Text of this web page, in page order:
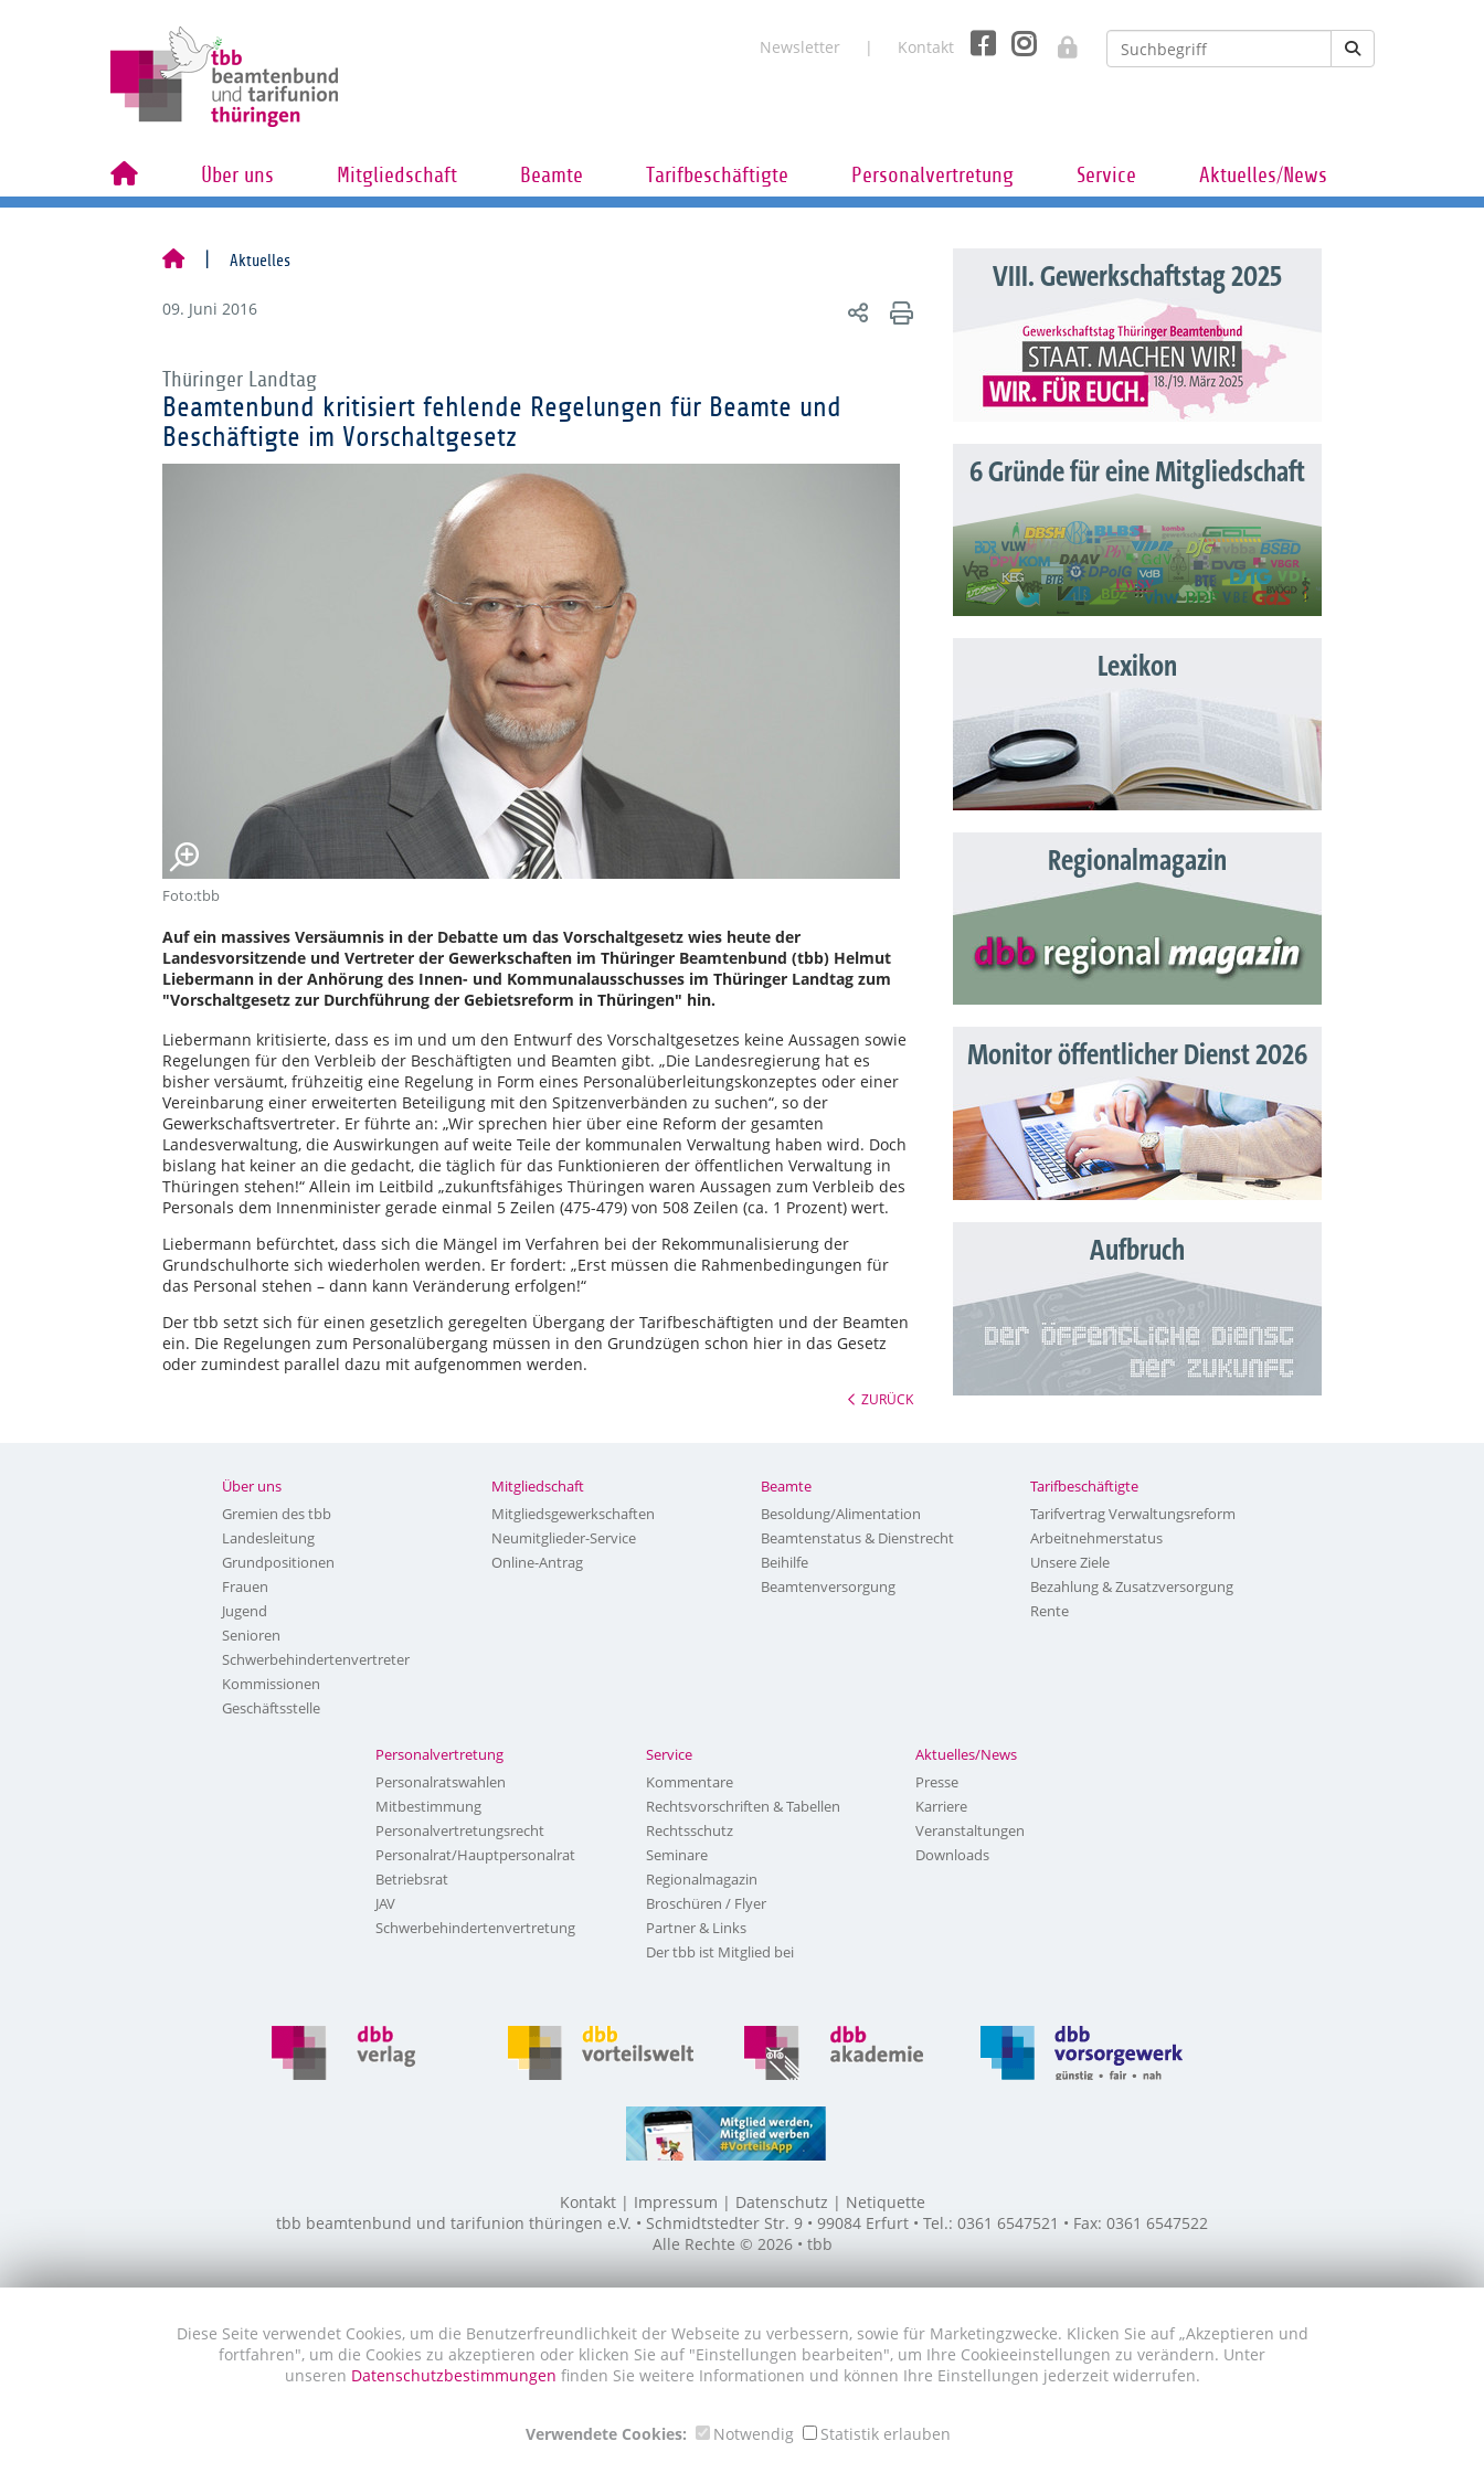
Newsletter Kontakt
Über uns Mitgliedschaft Beamte Tarifbeschäftigte Personalvertretung Service Aktuelles/News
Aktuelles
09. Juni 2016
Thüringer Landtag
Beamtenbund kritisiert fehlende Regelungen für Beamte und
Beschäftigte im Vorschaltgesetz
Foto:tbb
Auf ein massives Versäumnis in der Debatte um das Vorschaltgesetz wies heute der
Landesvorsitzende und Vertreter der Gewerkschaften im Thüringer Beamtenbund (tbb) Helmut
Liebermann in der Anhörung des Innen- und Kommunalausschusses im Thüringer Landtag zum
"Vorschaltgesetz zur Durchführung der Gebietsreform in Thüringen" hin.
Liebermann kritisierte, dass es im und um den Entwurf des Vorschaltgesetzes keine Aussagen sowie
Regelungen für den Verbleib der Beschäftigten und Beamten gibt. „Die Landesregierung hat es
bisher versäumt, frühzeitig eine Regelung in Form eines Personalüberleitungskonzeptes oder einer
Vereinbarung einer erweiterten Beteiligung mit den Spitzenverbänden zu suchen“, so der
Gewerkschaftsvertreter. Er führte an: „Wir sprechen hier über eine Reform der gesamten
Landesverwaltung, die Auswirkungen auf weite Teile der kommunalen Verwaltung haben wird. Doch
bislang hat keiner an die gedacht, die täglich für das Funktionieren der öffentlichen Verwaltung in
Thüringen stehen!“ Allein im Leitbild „zukunftsfähiges Thüringen waren Aussagen zum Verbleib des
Personals dem Innenminister gerade einmal 5 Zeilen (475-479) von 508 Zeilen (ca. 1 Prozent) wert.
Liebermann befürchtet, dass sich die Mängel im Verfahren bei der Rekommunalisierung der
Grundschulhorte sich wiederholen werden. Er fordert: „Erst müssen die Rahmenbedingungen für
das Personal stehen – dann kann Veränderung erfolgen!“
Der tbb setzt sich für einen gesetzlich geregelten Übergang der Tarifbeschäftigten und der Beamten
ein. Die Regelungen zum Personalübergang müssen in den Grundzügen schon hier in das Gesetz
oder zumindest parallel dazu mit aufgenommen werden.
ZURÜCK
VIII. Gewerkschaftstag 2025
6 Gründe für eine Mitgliedschaft
Lexikon
Regionalmagazin
Monitor öffentlicher Dienst 2026
Aufbruch
Über uns
Gremien des tbb
Landesleitung
Grundpositionen
Frauen
Jugend
Senioren
Schwerbehindertenvertreter
Kommissionen
Geschäftsstelle
Mitgliedschaft
Mitgliedsgewerkschaften
Neumitglieder-Service
Online-Antrag
Beamte
Besoldung/Alimentation
Beamtenstatus & Dienstrecht
Beihilfe
Beamtenversorgung
Tarifbeschäftigte
Tarifvertrag Verwaltungsreform
Arbeitnehmerstatus
Unsere Ziele
Bezahlung & Zusatzversorgung
Rente
Personalvertretung
Personalratswahlen
Mitbestimmung
Personalvertretungsrecht
Personalrat/Hauptpersonalrat
Betriebsrat
JAV
Schwerbehindertenvertretung
Service
Kommentare
Rechtsvorschriften & Tabellen
Rechtsschutz
Seminare
Regionalmagazin
Broschüren / Flyer
Partner & Links
Der tbb ist Mitglied bei
Aktuelles/News
Presse
Karriere
Veranstaltungen
Downloads
Kontakt Impressum Datenschutz
Netiquette
tbb beamtenbund und tarifunion thüringen e.V. • Schmidtstedter Str. 9 • 99084 Erfurt • Tel.: 0361 6547521 • Fax: 0361 6547522
Alle Rechte © 2026 • tbb
Diese Seite verwendet Cookies, um die Benutzerfreundlichkeit der Webseite zu verbessern, sowie für Marketingzwecke. Klicken Sie auf „Akzeptieren und
fortfahren", um die Cookies zu akzeptieren oder klicken Sie auf "Einstellungen bearbeiten", um Ihre Cookieeinstellungen zu verändern. Unter
unseren Datenschutzbestimmungen finden Sie weitere Informationen und können Ihre Einstellungen jederzeit widerrufen.
Verwendete Cookies: Notwendig Statistik erlauben